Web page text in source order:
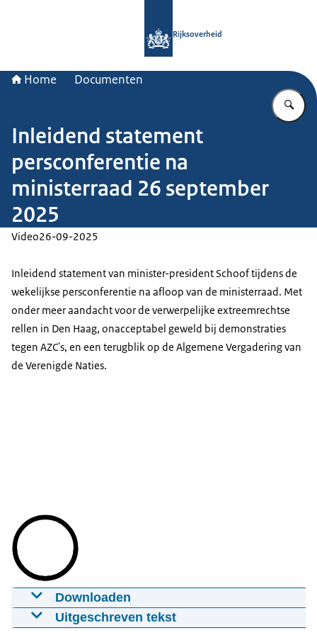
Rijksoverheid
Home Documenten
Inleidend statement
persconferentie na
ministerraad 26 september
2025
Video26-09-2025
Inleidend statement van minister-president Schoof tijdens de
wekelijkse persconferentie na afloop van de ministerraad. Met
onder meer aandacht voor de verwerpelijke extreemrechtse
rellen in Den Haag, onacceptabel geweld bij demonstraties
tegen AZC's, en een terugblik op de Algemene Vergadering van
de Verenigde Naties.
Downloaden
Inleidend statement persconferentie na
Uitgeschreven tekst